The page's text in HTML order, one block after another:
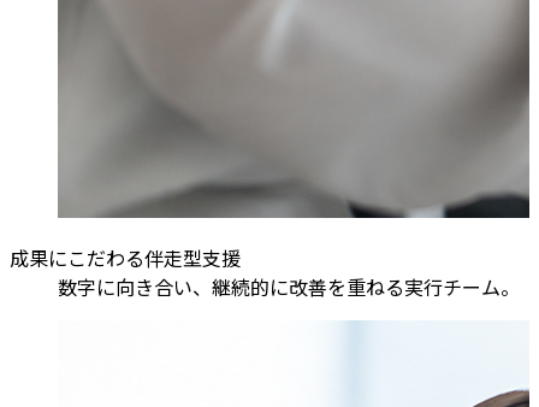
成果にこだわる伴走型支援
数字に向き合い、継続的に改善を重ねる実行チーム。